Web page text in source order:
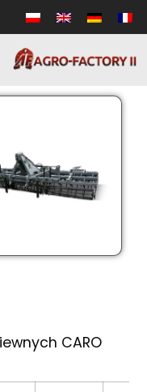
CARO